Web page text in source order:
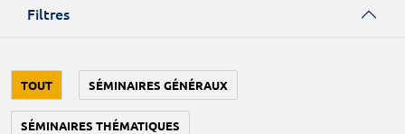
Filtres
TOUT SÉMINAIRES GÉNÉRAUX
SÉMINAIRES THÉMATIQUES